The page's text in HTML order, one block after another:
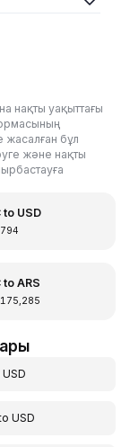
нақты уақыттағы
жасалған бұл
және нақты
to USD
to ARS
USD
USD